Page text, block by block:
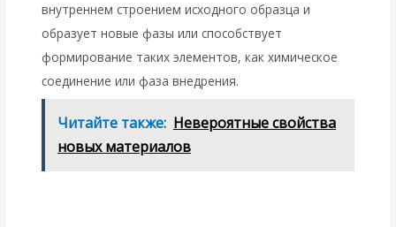
внутреннем строением исходного образца и
образует новые фазы или способствует
формирование таких элементов, как химическое
соединение или фаза внедрения.
Читайте также: Невероятные свойства
новых материалов